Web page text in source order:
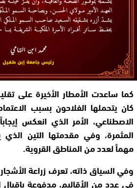
كما ساعدت الأمطار الأخيرة على
كان يتحملها الفلاحون بسبب
الاصطناعي، الأمر الذي انعكس
المثمرة، وفي مقدمتها التين
مهماً لعدد من المناطق القروية.
وفي السياق ذاته، تعرف زراعة
في عدد من الأقاليم، مدفوعة